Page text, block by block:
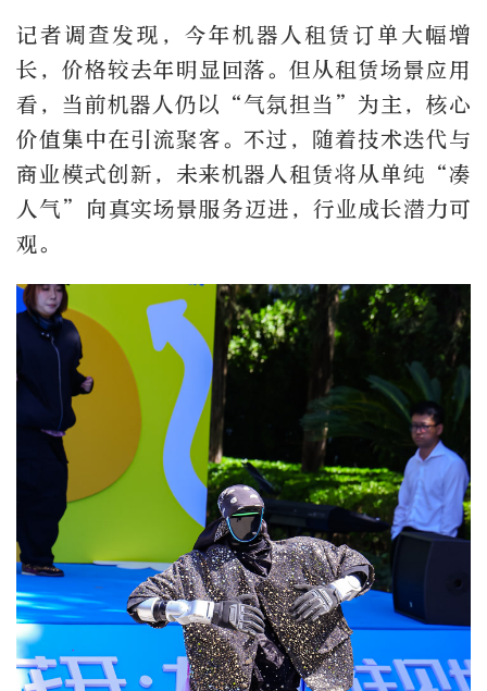
记者调查发现，今年机器人租赁订单大幅增
长，价格较去年明显回落。但从租赁场景应用
看，当前机器人仍以“气氛担当”为主，核心
价值集中在引流聚客。不过，随着技术迭代与
商业模式创新，未来机器人租赁将从单纯“凑
人气”向真实场景服务迈进，行业成长潜力可
观。